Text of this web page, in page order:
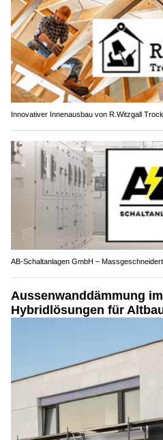
Innovativer Innenausbau von R.Witzgall
AB-Schaltanlagen GmbH –
Aussenwanddämmung
Hybridlösungen für